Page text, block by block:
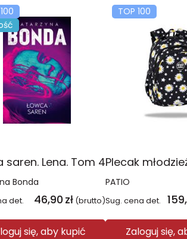
saren. Lena. Tom 4
Bonda
det. 46,90 zł (brutto)
się, aby kupić
TOP 100
PATIO
Sug. cena det.
Zaloguj się,